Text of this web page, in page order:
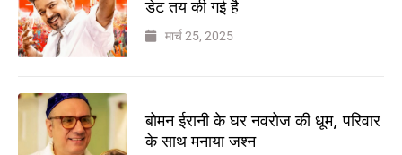
डेट तय की गई है
मार्च 25, 2025
बोमन ईरानी के घर नवरोज की धूम, परिवार
के साथ मनाया जश्न